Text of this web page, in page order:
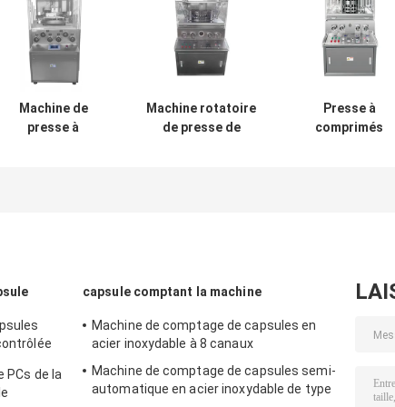
Machine de
presse à
GMP et en
acier inoxydable
Machine rotatoire
de presse de
Presse à
comprimés
comprimé
maximal de 50
PCs de la
capsule comptant la machine
Machine de comptage de capsules en
acier inoxydable à 8 canaux
Machine de comptage de capsules semi-
automatique en acier inoxydable de type